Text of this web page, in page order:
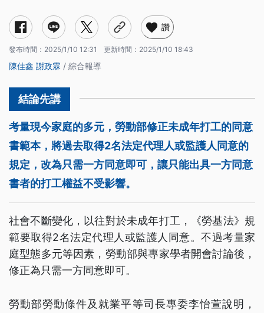
讚
發布時間： 2025/1/10 12:31 更新時間： 2025/1/10 18:43
陳佳鑫 謝政霖 / 綜合報導
考量現今家庭的多元，勞動部修正未成年打工的同意
書範本，將過去取得2名法定代理人或監護人同意的
規定，改為只需一方同意即可，讓只能出具一方同意
書者的打工權益不受影響。
社會不斷變化，以往對於未成年打工，《勞基法》規
範要取得2名法定代理人或監護人同意。不過考量家
庭型態多元等因素，勞動部與專家學者開會討論後，
修正為只需一方同意即可。
勞動部勞動條件及就業平等司長專委李怡萱說明，